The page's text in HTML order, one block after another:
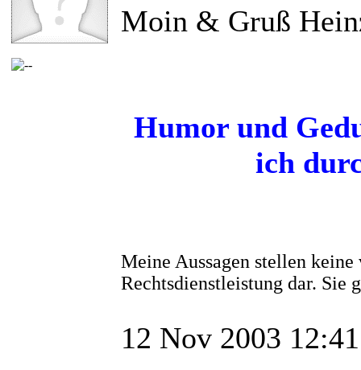
Moin & Gruß
Humor und
ich
Meine Aussagen stellen
Rechtsdienstleistung dar. Sie
12 Nov 2003 12:41